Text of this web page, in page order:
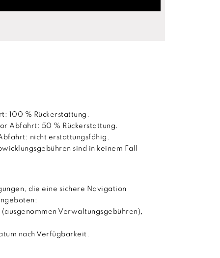
100 % Rückerstattung.
Abfahrt: 50 % Rückerstattung.
nicht erstattungsfähig.
sind in keinem Fall
die eine sichere Navigation
Verwaltungsgebühren),
nach Verfügbarkeit.